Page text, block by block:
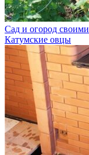
Сад и огород
Катумские овцы